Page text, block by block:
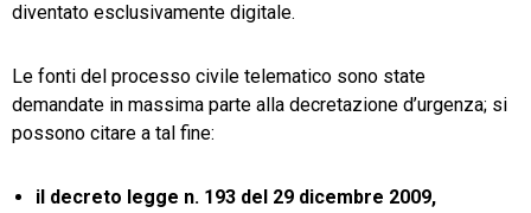
diventato esclusivamente digitale.
Le fonti del processo civile telematico sono state
demandate in massima parte alla decretazione d’urgenza; si
possono citare a tal fine:
il decreto legge n. 193 del 29 dicembre 2009,